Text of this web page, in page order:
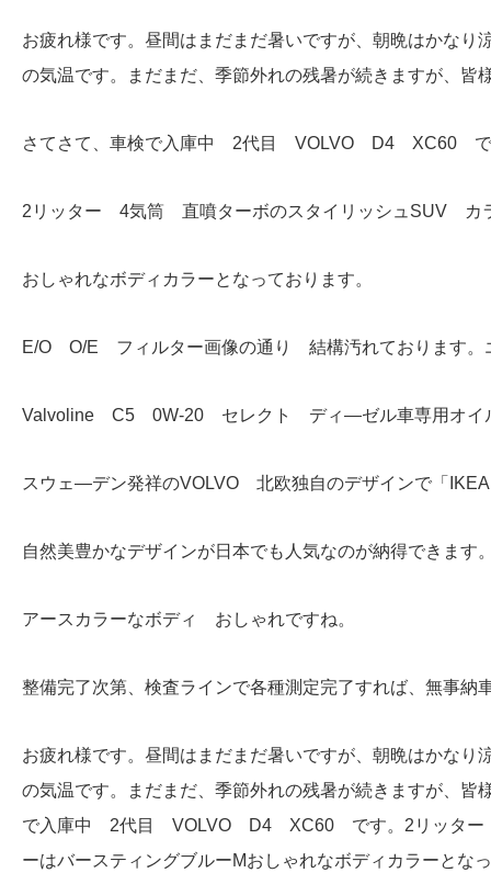
お疲れ様です。昼間はまだまだ暑いですが、朝晩はかな
の気温です。まだまだ、季節外れの残暑が続きますが、皆
さてさて、車検で入庫中 2代目 VOLVO D4 XC60 で
2リッター 4気筒 直噴ターボのスタイリッシュSUV カ
おしゃれなボディカラーとなっております。
E/O O/E フィルター画像の通り 結構汚れております。
Valvoline C5 0W-20 セレクト ディ―ゼル車専用オイ
スウェ―デン発祥のVOLVO 北欧独自のデザインで「
自然美豊かなデザインが日本でも人気なのが納得できます
アースカラーなボディ おしゃれですね。
整備完了次第、検査ラインで各種測定完了すれば、無事納
お疲れ様です。昼間はまだまだ暑いですが、朝晩はかな
の気温です。まだまだ、季節外れの残暑が続きますが、皆
で入庫中 2代目 VOLVO D4 XC60 です。2リッター
ーはバースティングブルーMおしゃれなボディカラーとな